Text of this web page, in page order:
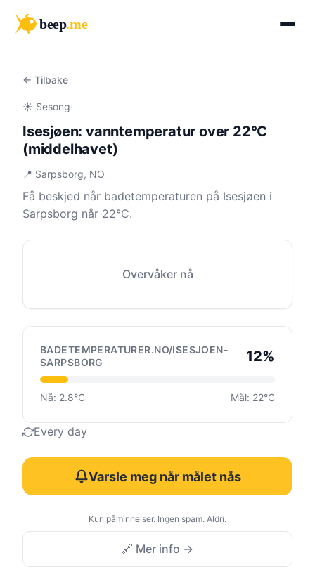
beep.me
← Tilbake
☀️ Sesong·
Isesjøen: vanntemperatur over 22°C
(middelhavet)
📍 Sarpsborg, NO
Få beskjed når badetemperaturen på Isesjøen i
Sarpsborg når 22°C.
Overvåker nå
BADETEMPERATURER.NO/ISESJOEN-
SARPSBORG
12%
Nå: 2.8°C Mål: 22°C
Every day
Varsle meg når målet nås
Kun påminnelser. Ingen spam. Aldri.
🔗 Mer info →